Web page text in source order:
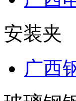
安装夹
广西